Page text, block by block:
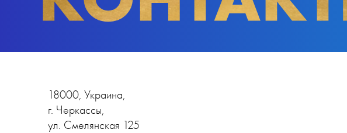
18000, Украина,
г. Черкассы,
ул. Смелянская 125